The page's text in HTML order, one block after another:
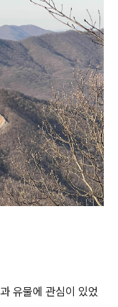
유물에 관심이 있었